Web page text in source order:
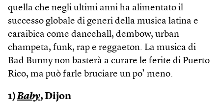
quella che negli ultimi anni ha alimentato il
successo globale di generi della musica latina e
caraibica come dancehall, dembow, urban
champeta, funk, rap e reggaeton. La musica di
Bad Bunny non basterà a curare le ferite di Puerto
Rico, ma può farle bruciare un po’ meno.
1)Baby, Dijon